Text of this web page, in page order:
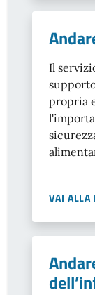
Il
propria
VAI ALLA